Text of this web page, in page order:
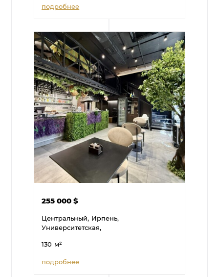
подробнее
255 000$
Центральный, Ирпень,
Университетская,
130 м²
подробнее